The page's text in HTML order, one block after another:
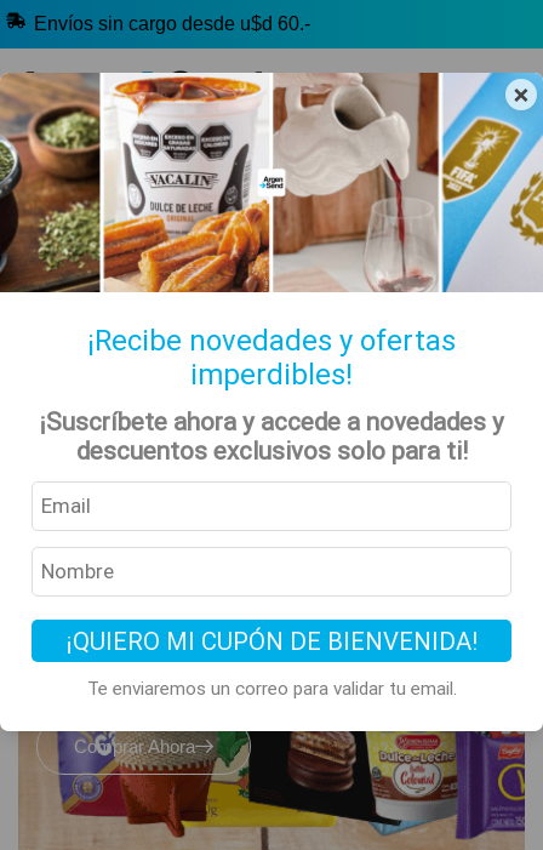
×
¡Recibe novedades y ofertas
imperdibles!
¡Suscríbete ahora y accede a novedades y
descuentos exclusivos solo para ti!
¡QUIERO MI CUPÓN DE BIENVENIDA!
Te enviaremos un correo para validar tu email.
Envíos sin cargo desde u$d 60.-
🔥 Selección Argentina
🧉 Clásicos argentinos 🏷️ Todas las categorías
Inicio Tienda Alimentos Harinas y Panadería Panes
Todos los clásicos
de Argentina
están acá
Comprar Ahora